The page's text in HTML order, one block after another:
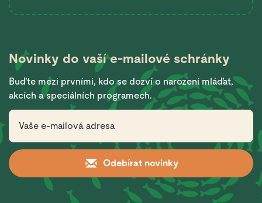
Novinky do vašíe-mailové schránky
Buďte mezi prvními, kdo se dozví o narození mláďat,
akcích a speciálních programech.
Odebírat novinky